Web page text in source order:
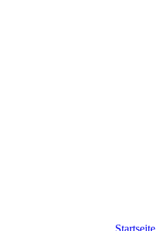
Startseite